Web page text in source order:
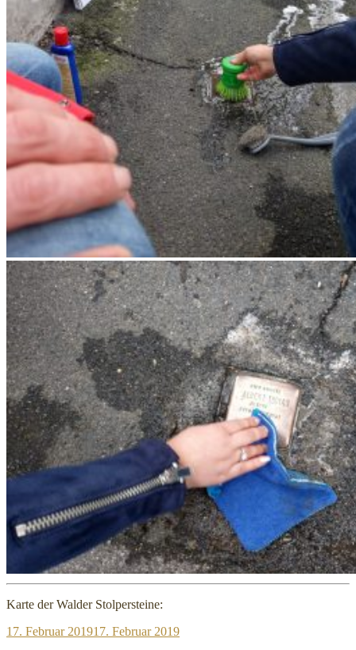
Karte der Walder Stolpersteine:
Veröffentlicht
17. Februar 201917. Februar 2019